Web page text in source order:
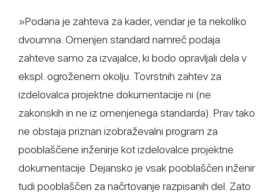
»Podana je zahteva za kader, vendar je ta nekoliko
dvoumna. Omenjen standard namreč podaja
zahteve samo za izvajalce, ki bodo opravljali dela v
ekspl. ogroženem okolju. Tovrstnih zahtev za
izdelovalca projektne dokumentacije ni (ne
zakonskih in ne iz omenjenega standarda). Prav tako
ne obstaja priznan izobraževalni program za
pooblaščene inženirje kot izdelovalce projektne
dokumentacije. Dejansko je vsak pooblaščen inženir
tudi pooblaščen za načrtovanje razpisanih del. Zato